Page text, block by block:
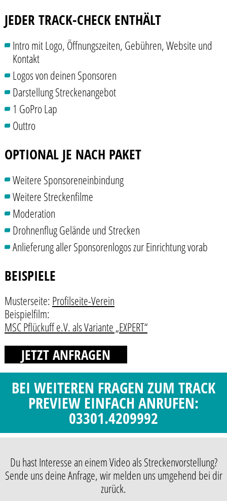
JEDER TRACK-CHECK ENTHÄLT
Intro mit Logo, Öffnungszeiten, Gebühren, Website und
Kontakt
Logos von deinen Sponsoren
Darstellung Streckenangebot
1 GoPro Lap
Outtro
OPTIONAL JE NACH PAKET
Weitere Sponsoreneinbindung
Weitere Streckenfilme
Moderation
Drohnenflug Gelände und Strecken
Anlieferung aller Sponsorenlogos zur Einrichtung vorab
BEISPIELE
Musterseite: Profilseite-Verein
Beispielfilm:
MSC Pflückuff e.V. als Variante „EXPERT“
JETZT ANFRAGEN
BEI WEITEREN FRAGEN ZUM TRACK
PREVIEW EINFACH ANRUFEN:
03301.4209992
Du hast Interesse an einem Video als Streckenvorstellung?
Sende uns deine Anfrage, wir melden uns umgehend bei dir
zurück.